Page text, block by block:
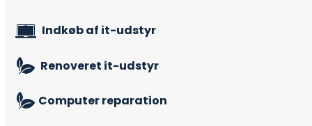
Indkøb af it-udstyr
Renoveret it-udstyr
Computer reparation